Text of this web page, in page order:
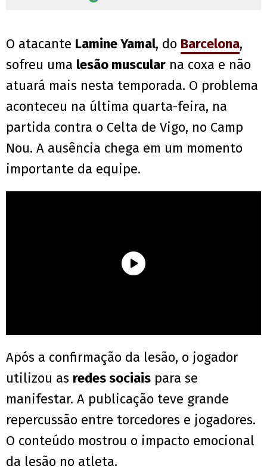
O atacante Lamine Yamal, do Barcelona,
sofreu uma lesão muscular na coxa e não
atuará mais nesta temporada. O problema
aconteceu na última quarta-feira, na
partida contra o Celta de Vigo, no Camp
Nou. A ausência chega em um momento
importante da equipe.
Após a confirmação da lesão, o jogador
utilizou as redes sociais para se
manifestar. A publicação teve grande
repercussão entre torcedores e jogadores.
O conteúdo mostrou o impacto emocional
da lesão no atleta.